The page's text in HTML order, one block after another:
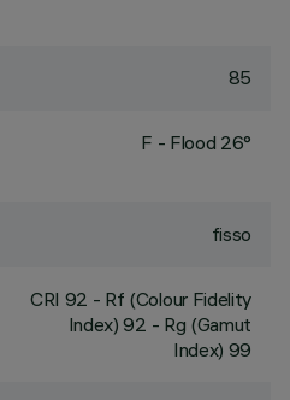
85
F - Flood 26°
fisso
CRI 92 - Rf (Colour Fidelity
Index) 92 - Rg (Gamut
Index) 99